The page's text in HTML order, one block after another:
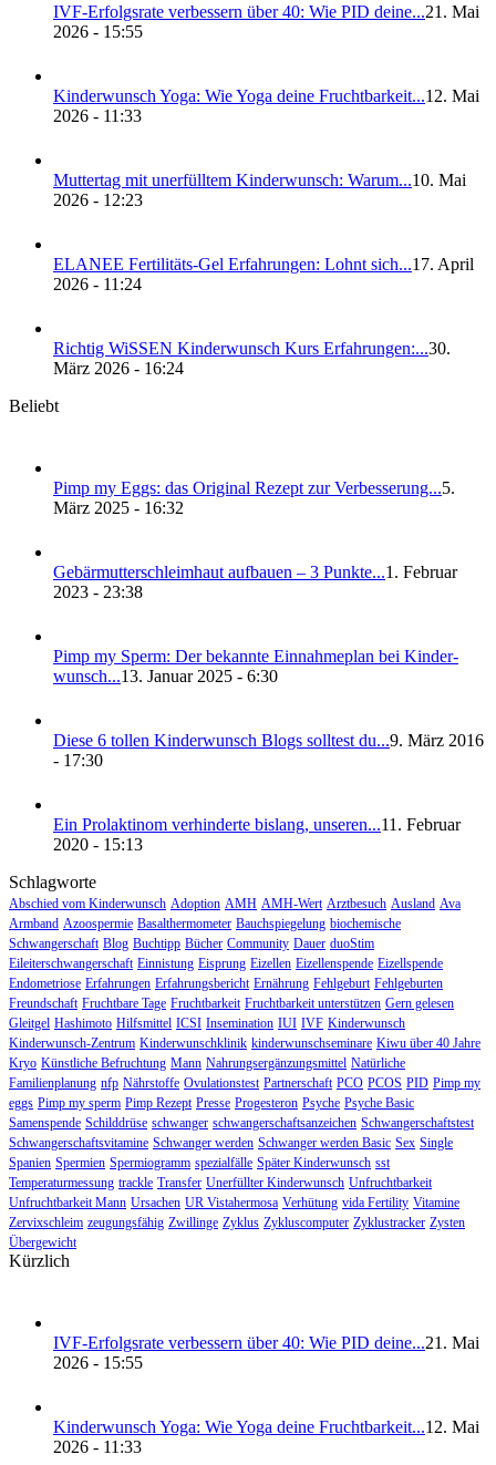
IVF-Erfolgs­ra­te ver­bes­sern über 40: Wie PID dei­ne...21. Mai
2026 - 15:55
Kin­der­wunsch Yoga: Wie Yoga dei­ne Frucht­bar­keit...12. Mai
2026 - 11:33
Mut­ter­tag mit uner­füll­tem Kin­der­wunsch: War­um...10. Mai
2026 - 12:23
ELANEE Fer­ti­li­täts-Gel Erfah­run­gen: Lohnt sich...17. April
2026 - 11:24
Rich­tig WiS­SEN Kin­der­wunsch Kurs Erfah­run­gen:...30.
März 2026 - 16:24
Beliebt
Pimp my Eggs: das Ori­gi­nal Rezept zur Ver­bes­se­rung...5.
März 2025 - 16:32
Gebär­mut­ter­schleim­haut auf­bau­en – 3 Punk­te...1. Februar
2023 - 23:38
Pimp my Sperm: Der bekann­te Ein­nah­me­plan bei Kin­der­
wunsch...13. Januar 2025 - 6:30
Die­se 6 tol­len Kin­der­wunsch Blogs soll­test du...9. März 2016
- 17:30
Ein Pro­lak­ti­nom ver­hin­der­te bis­lang, unse­ren...11. Februar
2020 - 15:13
Schlagworte
Abschied vom Kinderwunsch Adoption AMH AMH-Wert Arztbesuch Ausland Ava
Armband Azoospermie Basalthermometer Bauchspiegelung biochemische
Schwangerschaft Blog Buchtipp Bücher Community Dauer duoStim
Eileiterschwangerschaft Einnistung Eisprung Eizellen Eizellenspende Eizellspende
Endometriose Erfahrungen Erfahrungsbericht Ernährung Fehlgeburt Fehlgeburten
Freundschaft Fruchtbare Tage Fruchtbarkeit Fruchtbarkeit unterstützen Gern gelesen
Gleitgel Hashimoto Hilfsmittel ICSI Insemination IUI IVF Kinderwunsch
Kinderwunsch-Zentrum Kinderwunschklinik kinderwunschseminare Kiwu über 40 Jahre
Kryo Künstliche Befruchtung Mann Nahrungsergänzungsmittel Natürliche
Familienplanung nfp Nährstoffe Ovulationstest Partnerschaft PCO PCOS PID Pimp my
eggs Pimp my sperm Pimp Rezept Presse Progesteron Psyche Psyche Basic
Samenspende Schilddrüse schwanger schwangerschaftsanzeichen Schwangerschaftstest
Schwangerschaftsvitamine Schwanger werden Schwanger werden Basic Sex Single
Spanien Spermien Spermiogramm spezialfälle Später Kinderwunsch sst
Temperaturmessung trackle Transfer Unerfüllter Kinderwunsch Unfruchtbarkeit
Unfruchtbarkeit Mann Ursachen UR Vistahermosa Verhütung vida Fertility Vitamine
Zervixschleim zeugungsfähig Zwillinge Zyklus Zykluscomputer Zyklustracker Zysten
Übergewicht
Kürzlich
IVF-Erfolgs­ra­te ver­bes­sern über 40: Wie PID dei­ne...21. Mai
2026 - 15:55
Kin­der­wunsch Yoga: Wie Yoga dei­ne Frucht­bar­keit...12. Mai
2026 - 11:33